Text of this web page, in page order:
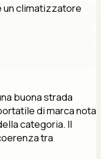
un climatizzatore
buona strada
di marca nota
categoria. Il
tra